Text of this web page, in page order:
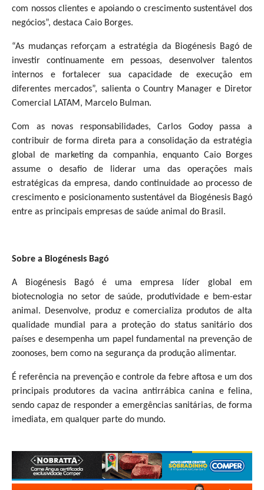
com nossos clientes e apoiando o crescimento sustentável dos
negócios”, destaca Caio Borges.
“As mudanças reforçam a estratégia da Biogénesis Bagó de
investir continuamente em pessoas, desenvolver talentos
internos e fortalecer sua capacidade de execução em
diferentes mercados”, salienta o Country Manager e Diretor
Comercial LATAM, Marcelo Bulman.
Com as novas responsabilidades, Carlos Godoy passa a
contribuir de forma direta para a consolidação da estratégia
global de marketing da companhia, enquanto Caio Borges
assume o desafio de liderar uma das operações mais
estratégicas da empresa, dando continuidade ao processo de
crescimento e posicionamento sustentável da Biogénesis Bagó
entre as principais empresas de saúde animal do Brasil.
Sobre a Biogénesis Bagó
A Biogénesis Bagó é uma empresa líder global em
biotecnologia no setor de saúde, produtividade e bem-estar
animal. Desenvolve, produz e comercializa produtos de alta
qualidade mundial para a proteção do status sanitário dos
países e desempenha um papel fundamental na prevenção de
zoonoses, bem como na segurança da produção alimentar.
É referência na prevenção e controle da febre aftosa e um dos
principais produtores da vacina antirrábica canina e felina,
sendo capaz de responder a emergências sanitárias, de forma
imediata, em qualquer parte do mundo.